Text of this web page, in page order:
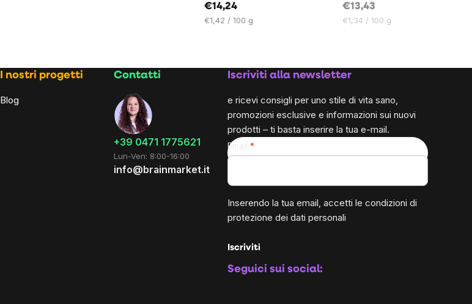
€14,24
Prezzo
€1,42 / 100 g
€13,43
Prezzo
€1,34 / 100 g
I nostri progetti
Blog
Contatti
+39 0471 1775621
Lun-Ven: 8:00-16:00
info@brainmarket.it
Iscriviti alla newsletter
e ricevi consigli per uno stile di vita sano,
promozioni esclusive e informazioni sui nuovi
prodotti – ti basta inserire la tua e-mail.
Email
Inserendo la tua email, accetti le condizioni di
protezione dei dati personali
Iscriviti
Seguici sui social: